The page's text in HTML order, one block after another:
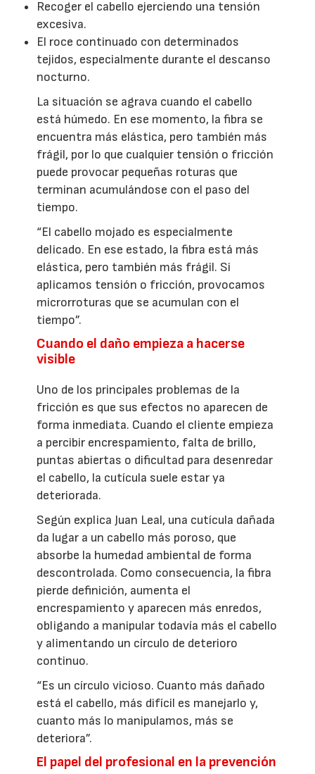
Recoger el cabello ejerciendo una tensión
excesiva.
El roce continuado con determinados
tejidos, especialmente durante el descanso
nocturno.
La situación se agrava cuando el cabello
está húmedo. En ese momento, la fibra se
encuentra más elástica, pero también más
frágil, por lo que cualquier tensión o fricción
puede provocar pequeñas roturas que
terminan acumulándose con el paso del
tiempo.
“El cabello mojado es especialmente
delicado. En ese estado, la fibra está más
elástica, pero también más frágil. Si
aplicamos tensión o fricción, provocamos
microrroturas que se acumulan con el
tiempo”.
Cuando el daño empieza a hacerse
visible
Uno de los principales problemas de la
fricción es que sus efectos no aparecen de
forma inmediata. Cuando el cliente empieza
a percibir encrespamiento, falta de brillo,
puntas abiertas o dificultad para desenredar
el cabello, la cutícula suele estar ya
deteriorada.
Según explica Juan Leal, una cutícula dañada
da lugar a un cabello más poroso, que
absorbe la humedad ambiental de forma
descontrolada. Como consecuencia, la fibra
pierde definición, aumenta el
encrespamiento y aparecen más enredos,
obligando a manipular todavía más el cabello
y alimentando un círculo de deterioro
continuo.
“Es un círculo vicioso. Cuanto más dañado
está el cabello, más difícil es manejarlo y,
cuanto más lo manipulamos, más se
deteriora”.
El papel del profesional en la prevención